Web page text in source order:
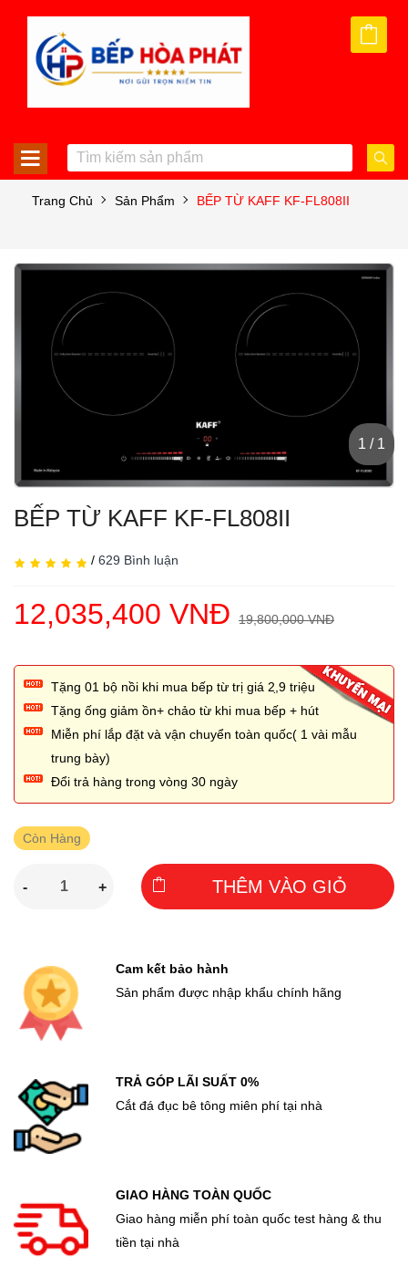
Trang Chủ Sản Phẩm BẾP TỪ KAFF KF-FL808II
1 / 1
BẾP TỪ KAFF KF-FL808II
/ 629 Bình luận
12,035,400 VNĐ 19,800,000 VNĐ
Tặng 01 bộ nồi khi mua bếp từ trị giá 2,̣9 triệu
Tặng ống giảm ồn+ chảo từ khi mua bếp + hút
Miễn phí lắp đặt và vận chuyển toàn quốc( 1 vài mẫu
trung bày)
Đổi trả hàng trong vòng 30 ngày
Còn Hàng
- + THÊM VÀO GIỎ
Cam kết bảo hành
Sản phẩm được nhập khẩu chính hãng
TRẢ GÓP LÃI SUẤT 0%
Cắt đá đục bê tông miên phí tại nhà
GIAO HÀNG TOÀN QUỐC
Giao hàng miễn phí toàn quốc test hàng & thu
tiền tại nhà